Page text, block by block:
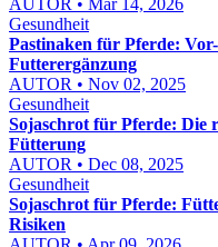
AUTOR • Mar 14, 2026
Gesundheit
Pastinaken für Pferde:
Futterergänzung
AUTOR • Nov 02, 2025
Gesundheit
Sojaschrot für Pferde: Die
Fütterung
AUTOR • Dec 08, 2025
Gesundheit
Sojaschrot für Pferde:
Risiken